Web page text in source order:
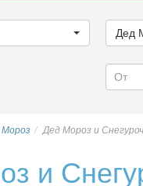
Дед
Мороз Дед Мороз и
и